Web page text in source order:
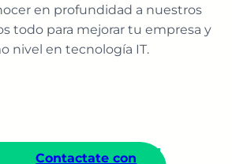
en profundidad a nuestros
todo para mejorar tu empresa y
nivel en tecnología IT.
Contactate con